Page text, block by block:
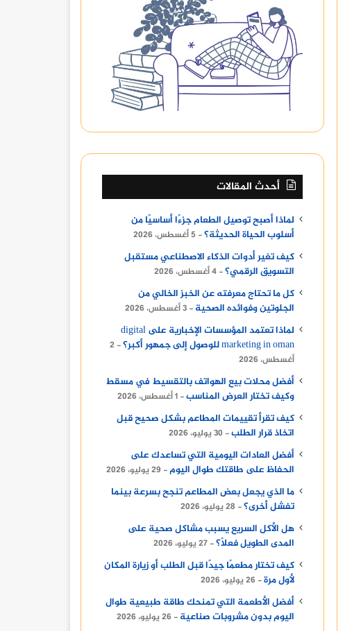
أحدث المقالات
لماذا أصبح توصيل الطعام جزءًا أساسيًا من
أسلوب الحياة الحديثة؟
5 أغسطس، 2026
كيف تغير أدوات الذكاء الاصطناعي مستقبل
التسويق الرقمي؟
4 أغسطس، 2026
كل ما تحتاج معرفته عن الخبز الخالي من
الجلوتين وفوائده الصحية
3 أغسطس، 2026
لماذا تعتمد المؤسسات الإخبارية على digital
marketing in oman للوصول إلى جمهور أكبر؟
2
أغسطس، 2026
أفضل محلات بيع الهواتف بالتقسيط في مسقط
وكيف تختار العرض المناسب
1 أغسطس، 2026
كيف تقرأ تقييمات المطاعم بشكل صحيح قبل
اتخاذ قرار الطلب
30 يوليو، 2026
أفضل العادات اليومية التي تساعدك على
الحفاظ على طاقتك طوال اليوم
29 يوليو، 2026
ما الذي يجعل بعض المطاعم تنجح بسرعة بينما
تفشل أخرى؟
28 يوليو، 2026
هل الأكل السريع يسبب مشاكل صحية على
المدى الطويل فعلًا؟
27 يوليو، 2026
كيف تختار مطعمًا جيدًا قبل الطلب أو زيارة المكان
لأول مرة
26 يوليو، 2026
أفضل الأطعمة التي تمنحك طاقة طبيعية طوال
اليوم بدون مشروبات صناعية
26 يوليو، 2026